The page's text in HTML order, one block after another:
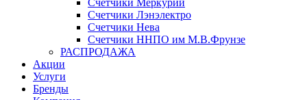
Счетчики Меркурий
Счетчики Лэнэлектро
Счетчики Нева
Счетчики ННПО им М.В.Фрунзе
РАСПРОДАЖА
Акции
Услуги
Бренды